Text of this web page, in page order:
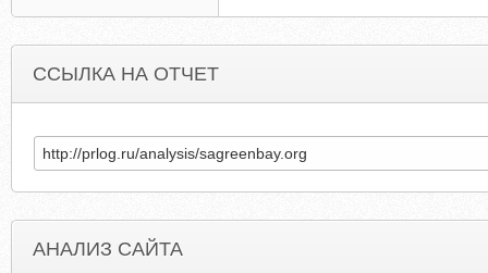
ССЫЛКА НА ОТЧЕТ
АНАЛИЗ САЙТА